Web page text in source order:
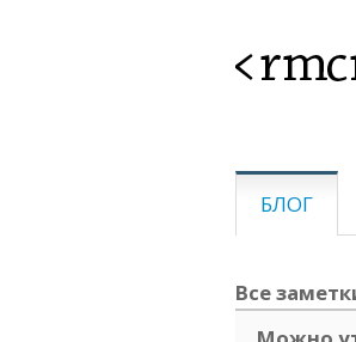
БЛОГ
Все